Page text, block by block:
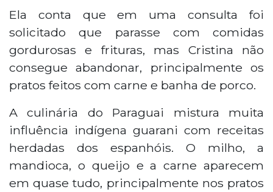
Ela conta que em uma consulta foi
solicitado que parasse com comidas
gordurosas e frituras, mas Cristina não
consegue abandonar, principalmente os
pratos feitos com carne e banha de porco.
A culinária do Paraguai mistura muita
influência indígena guarani com receitas
herdadas dos espanhóis. O milho, a
mandioca, o queijo e a carne aparecem
em quase tudo, principalmente nos pratos